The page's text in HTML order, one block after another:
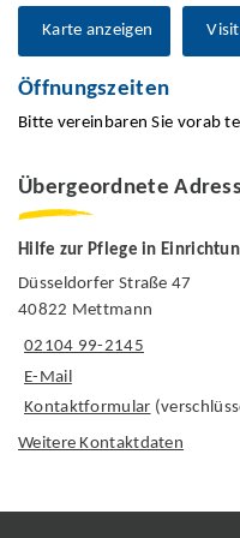
Karte anzeigen
Öffnungszeiten
Bitte vereinbaren Sie vorab
Übergeordnete
Hilfe zur Pflege in
Düsseldorfer Straße 47
40822 Mettmann
02104 99-2145
E-Mail
Kontaktformular
Weitere Kontaktdaten